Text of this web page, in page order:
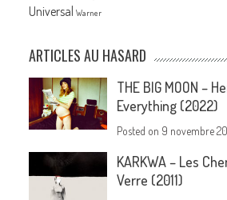
Universal Warner
ARTICLES AU HASARD
THE BIG MOON –
Everything (2022)
Posted on 9 novembre
KARKWA – Les
Verre (2011)